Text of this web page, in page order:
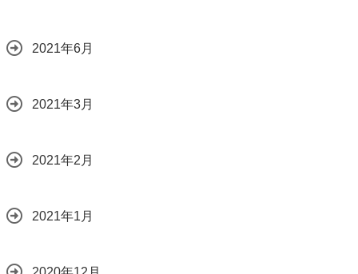
2021年6月
2021年3月
2021年2月
2021年1月